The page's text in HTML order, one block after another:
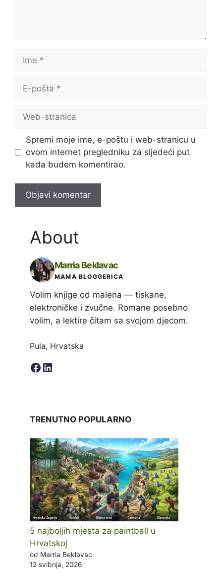
pošta
stranica
Spremi moje ime, e-poštu i web-stranicu u
ovom internet pregledniku za sljedeći put
kada budem komentirao.
About
Marria Beklavac
MAMA BLOGGERICA
Volim knjige od malena — tiskane,
elektroničke i zvučne. Romane posebno
volim, a lektire čitam sa svojom djecom.
Pula, Hrvatska
Facebook
LinkedIn
TRENUTNO POPULARNO
5 najboljih mjesta za paintball u
Hrvatskoj
od Marria Beklavac
12 svibnja, 2026